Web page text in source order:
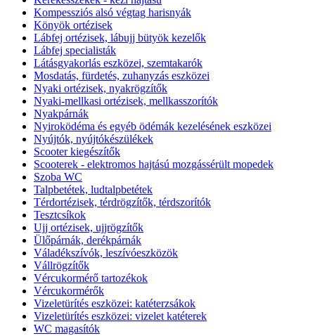
Kompessziós alsó végtag harisnyák
Könyök ortézisek
Lábfej ortézisek, lábujj bütyök kezelők
Lábfej specialisták
Látásgyakorlás eszközei, szemtakarók
Mosdatás, fürdetés, zuhanyzás eszközei
Nyaki ortézisek, nyakrögzítők
Nyaki-mellkasi ortézisek, mellkasszorítók
Nyakpárnák
Nyiroködéma és egyéb ödémák kezelésének eszközei
Nyújtók, nyújtókészülékek
Scooter kiegészítők
Scooterek - elektromos hajtású mozgássérült mopedek
Szoba WC
Talpbetétek, ludtalpbetétek
Térdortézisek, térdrögzítők, térdszorítók
Tesztcsíkok
Ujj ortézisek, ujjrögzítők
Ülőpárnák, derékpárnák
Váladékszívók, leszívóeszközök
Vállrögzítők
Vércukormérő tartozékok
Vércukormérők
Vizeletürítés eszközei: katéterzsákok
Vizeletürítés eszközei: vizelet katéterek
WC magasítók